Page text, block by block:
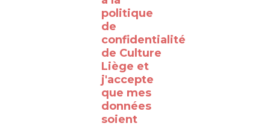
politique
de
confidentialité
de Culture
Liège et
j'accepte
que mes
données
soient